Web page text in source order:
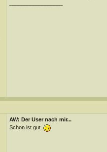
AW: Der User nach mir...
Schon ist gut.